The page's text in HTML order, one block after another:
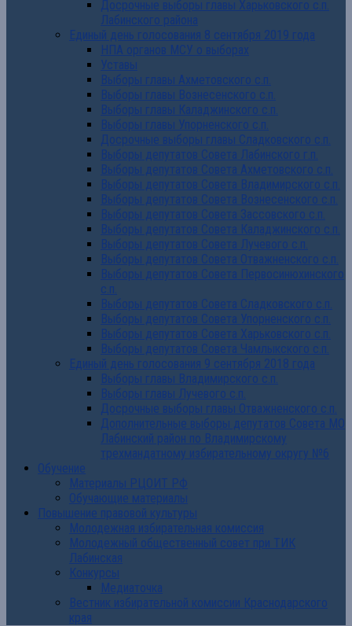
Досрочные выборы главы Харьковского с.п.
Лабинского района
Единый день голосования 8 сентября 2019 года
НПА органов МСУ о выборах
Уставы
Выборы главы Ахметовского с.п.
Выборы главы Вознесенского с.п.
Выборы главы Каладжинского с.п.
Выборы главы Упорненского с.п.
Досрочные выборы главы Сладковского с.п.
Выборы депутатов Совета Лабинского г.п.
Выборы депутатов Совета Ахметовского с.п.
Выборы депутатов Совета Владимирского с.п.
Выборы депутатов Совета Вознесенского с.п.
Выборы депутатов Совета Зассовского с.п.
Выборы депутатов Совета Каладжинского с.п.
Выборы депутатов Совета Лучевого с.п.
Выборы депутатов Совета Отважненского с.п.
Выборы депутатов Совета Первосинюхинского
с.п.
Выборы депутатов Совета Сладковского с.п.
Выборы депутатов Совета Упорненского с.п.
Выборы депутатов Совета Харьковского с.п.
Выборы депутатов Совета Чамлыкского с.п.
Единый день голосования 9 сентября 2018 года
Выборы главы Владимирского с.п.
Выборы главы Лучевого с.п.
Досрочные выборы главы Отважненского с.п.
Дополнительные выборы депутатов Совета МО
Лабинский район по Владимирскому
трехмандатному избирательному округу №6
Обучение
Материалы РЦОИТ РФ
Обучающие материалы
Повышение правовой культуры
Молодежная избирательная комиссия
Молодежный общественный совет при ТИК
Лабинская
Конкурсы
Медиаточка
Вестник избирательной комиссии Краснодарского
края